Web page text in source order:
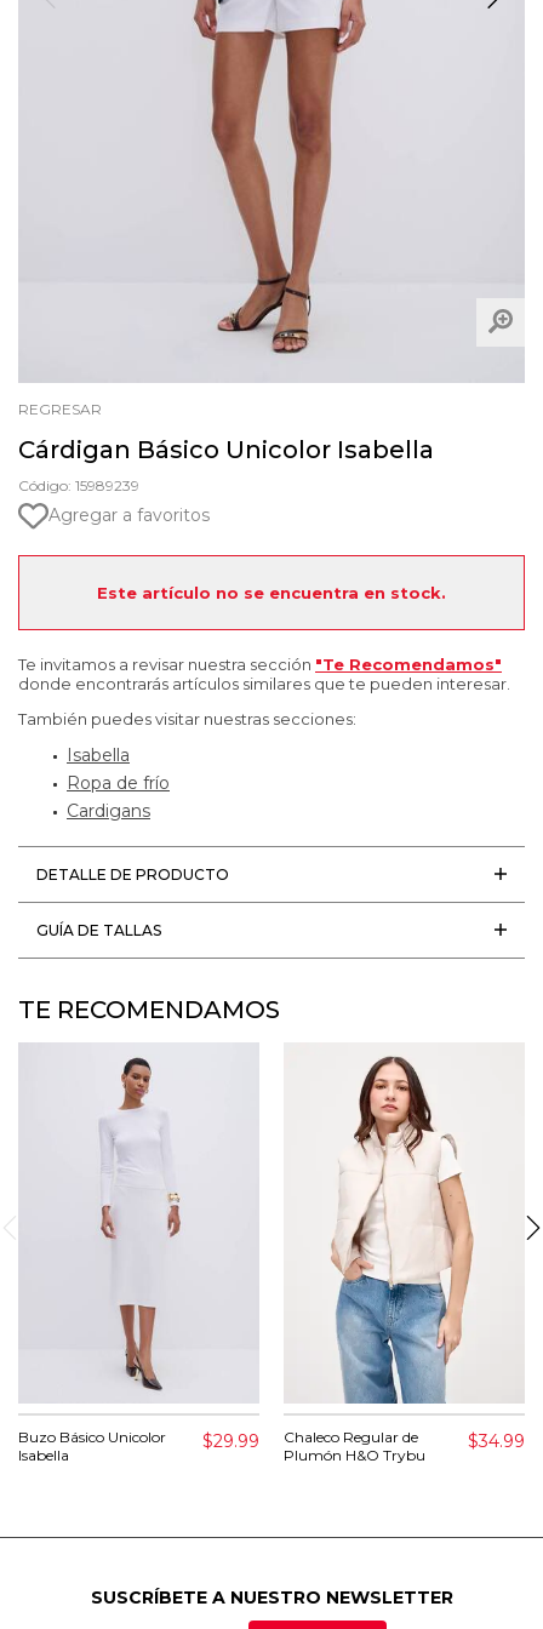
REGRESAR
Cárdigan Básico Unicolor Isabella
Código: 15989239
Agregar a favoritos
Este artículo no se encuentra en stock.
Te invitamos a revisar nuestra sección "Te Recomendamos"
donde encontrarás artículos similares que te pueden interesar.
También puedes visitar nuestras secciones:
Isabella
Ropa de frío
Cardigans
DETALLE DE PRODUCTO
GUÍA DE TALLAS
TE RECOMENDAMOS
Buzo Básico Unicolor
Isabella
$29.99
Chaleco Regular de
Plumón H&O Trybu
$34.99
SUSCRÍBETE A NUESTRO NEWSLETTER